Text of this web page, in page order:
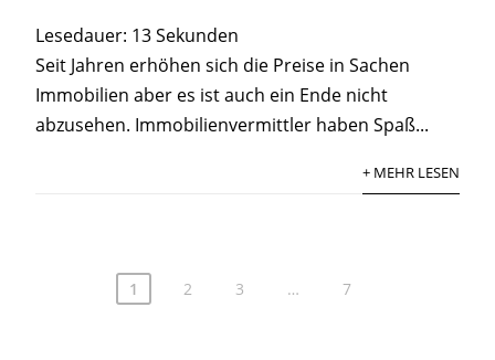
Lesedauer: 13 Sekunden
Seit Jahren erhöhen sich die Preise in Sachen
Immobilien aber es ist auch ein Ende nicht
abzusehen. Immobilienvermittler haben Spaß...
+ MEHR LESEN
1 2 3 … 7